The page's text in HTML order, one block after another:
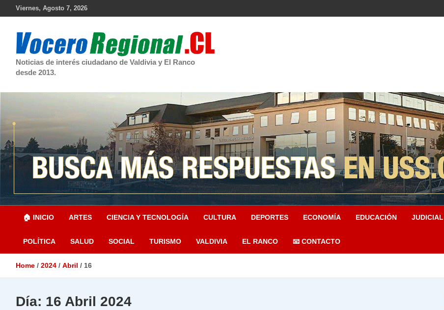
Viernes, Agosto 7, 2026
Noticias de interés ciudadano de Valdivia y El Ranco
desde 2013.
🏠 INICIO ARTES CIENCIA Y TECNOLOGÍA CULTURA DEPORTES ECONOMÍA EDUCACIÓN JUDICIAL
POLÍTICA SALUD SOCIAL TURISMO VALDIVIA EL RANCO 📧 CONTACTO
Home 2024 Abril 16
Día: 16 Abril 2024